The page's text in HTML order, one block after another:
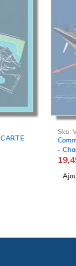
Comment Marchent
- Charles Bertrand